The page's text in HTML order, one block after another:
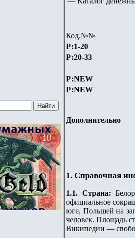
Код.№№
Р:1-20
Р:20-33
Р:NEW
Р:NEW
Дополнительно
1. Справочная
1.1. Страна:
официальное
юге, Польшей на
человек. Площадь
Википедии —